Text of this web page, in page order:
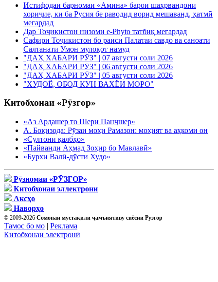
Истифодаи барномаи «Амина» барои шаҳрвандони
хориҷие, ки ба Русия бе раводид ворид мешаванд, ҳатмӣ
мегардад
Дар Тоҷикистон низоми e-Phyto татбиқ мегардад
Сафири Тоҷикистон бо раиси Палатаи савдо ва саноати
Салтанати Умон мулоқот намуд
"ДАҲ ХАБАРИ РӮЗ" | 07 августи соли 2026
"ДАҲ ХАБАРИ РӮЗ" | 06 августи соли 2026
"ДАҲ ХАБАРИ РӮЗ" | 05 августи соли 2026
"ХУДОЁ, ОБОД КУН ВАХЁИ МОРО"
Китобхонаи «Рӯзгор»
«Аз Ардашер то Шери Панҷшер»
А. Боқизода: Рӯзаи моҳи Рамазон: моҳият ва аҳкоми он
«Султони қалбҳо»
«Пайванди Аҳмад Зоҳир бо Мавлавӣ»
«Бурхи Валӣ-дӯсти Худо»
Рӯзномаи «РӮЗГОР»
Китобхонаи эллектрони
Аксҳо
Наворҳо
© 2009-2026 Сомонаи мустақили ҷамъиятиву сиёсии Рӯзгор
Тамос бо мо | Реклама
Китобхонаи электронӣ